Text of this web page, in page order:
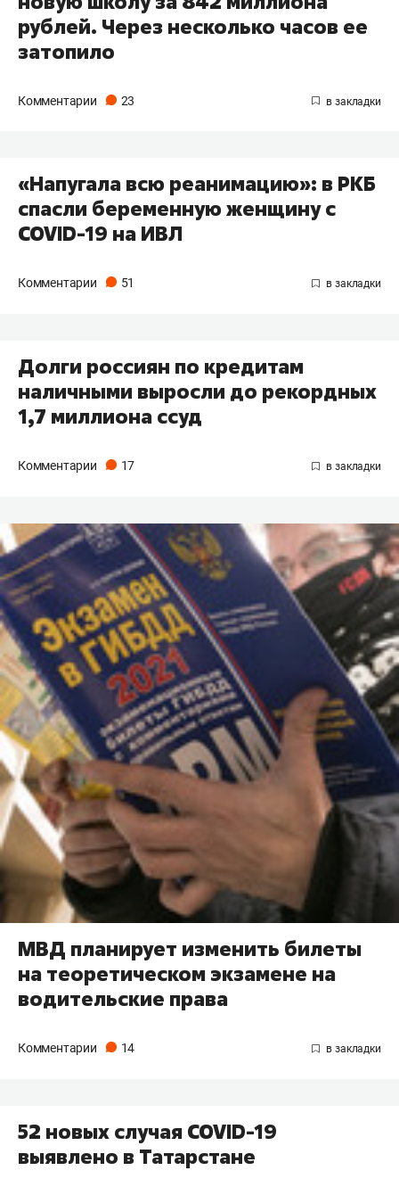
рублей. Через несколько часов ее
затопило
Комментарии 23
«Напугала всю реанимацию»: в РКБ
спасли беременную женщину с
COVID-19 на ИВЛ
Комментарии 51
Долги россиян по кредитам
наличными выросли до рекордных
1,7 миллиона ссуд
Комментарии 17
МВД планирует изменить билеты
на теоретическом экзамене на
водительские права
Комментарии 14
52 новых случая COVID-19
выявлено в Татарстане